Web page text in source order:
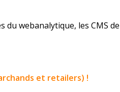
du webanalytique, les CMS de
et retailers) !